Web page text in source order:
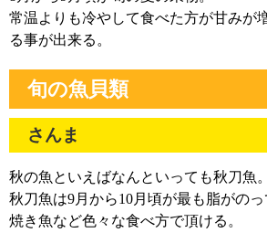
常温よりも冷やして食べた方が甘みが
る事が出来る。
旬の魚貝類
さんま
秋の魚といえばなんといっても秋刀魚。
秋刀魚は9月から10月頃が最も脂がの
焼き魚など色々な食べ方で頂ける。